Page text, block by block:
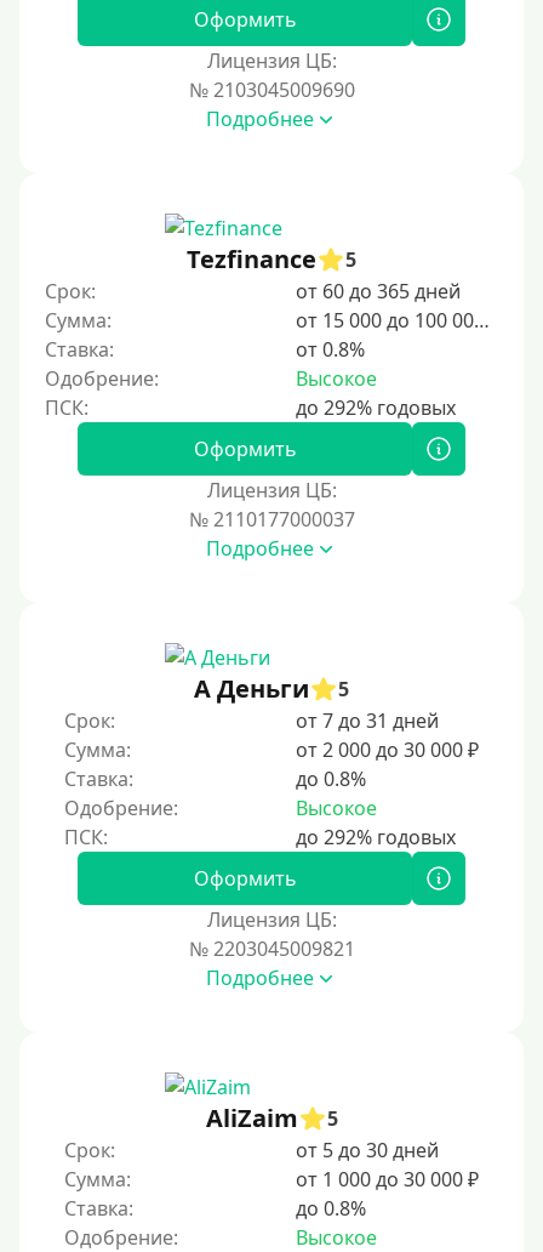
30 дней без процентов
100 дней
4 месяца
5 месяцев
На полгода
10 месяцев
5 лет
Краткосрочные
Долгосрочные
Принятие решения
За час
Срочные
Моментальные онлайн
Оформить
Лицензия ЦБ:
№ 2103045009690
Подробнее
Tezfinance
5
Срок:
от 60 до 365 дней
Сумма:
от 15 000 до 100 000 ₽
Ставка:
от 0.8%
Одобрение:
Высокое
Оформить
Лицензия ЦБ:
№ 2110177000037
Подробнее
А Деньги
5
Срок:
от 7 до 31 дней
Сумма:
от 2 000 до 30 000 ₽
Ставка:
до 0.8%
Одобрение:
Высокое
Оформить
Лицензия ЦБ:
№ 2203045009821
Подробнее
AliZaim
5
Срок:
от 5 до 30 дней
Сумма:
от 1 000 до 30 000 ₽
Ставка:
до 0.8%
Одобрение:
Высокое